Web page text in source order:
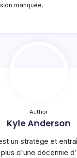
manquée.
Author
Kyle Anderson
un stratège et
d'une décennie